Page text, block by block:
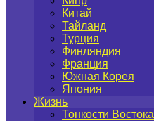
Китай
Тайланд
Турция
Финляндия
Франция
Южная Корея
Япония
Жизнь
Тонкости Востока